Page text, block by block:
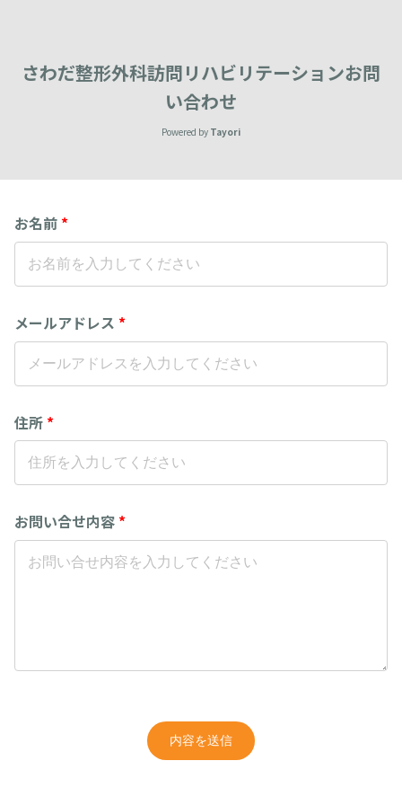
さわだ整形外科訪問リハビリテーションお問
い合わせ
Powered by Tayori
お名前 *
メールアドレス *
住所 *
お問い合せ内容 *
内容を送信